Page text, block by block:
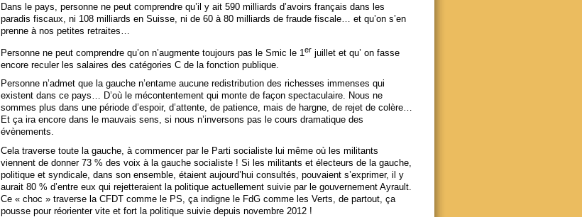
Dans le pays, personne ne peut comprendre qu’il y ait 590 milliards d’avoirs français dans les
paradis fiscaux, ni 108 milliards en Suisse, ni de 60 à 80 milliards de fraude fiscale… et qu’on s’en
prenne à nos petites retraites…
Personne ne peut comprendre qu’on n’augmente toujours pas le Smic le 1 er juillet et qu’ on fasse
encore reculer les salaires des catégories C de la fonction publique.
Personne n’admet que la gauche n’entame aucune redistribution des richesses immenses qui
existent dans ce pays… D’où le mécontentement qui monte de façon spectaculaire. Nous ne
sommes plus dans une période d’espoir, d’attente, de patience, mais de hargne, de rejet de colère…
Et ça ira encore dans le mauvais sens, si nous n’inversons pas le cours dramatique des
évènements.
Cela traverse toute la gauche, à commencer par le Parti socialiste lui même où les militants
viennent de donner 73 % des voix à la gauche socialiste ! Si les militants et électeurs de la gauche,
politique et syndicale, dans son ensemble, étaient aujourd’hui consultés, pouvaient s’exprimer, il y
aurait 80 % d’entre eux qui rejetteraient la politique actuellement suivie par le gouvernement Ayrault.
Ce « choc » traverse la CFDT comme le PS, ça indigne le FdG comme les Verts, de partout, ça
pousse pour réorienter vite et fort la politique suivie depuis novembre 2012 !